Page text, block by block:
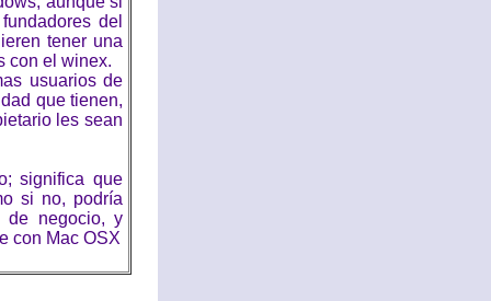
del
tener una
con el winex.
usuarios de
que tienen,
les sean
significa que
si no, podría
de negocio, y
con Mac OSX